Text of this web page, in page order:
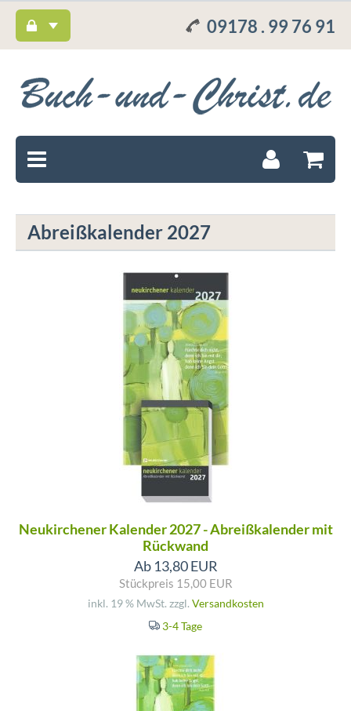
09178 . 99 76 91
Abreißkalender 2027
Neukirchener Kalender 2027 - Abreißkalender mit
Rückwand
Ab 13,80 EUR
Stückpreis 15,00 EUR
inkl. 19 % MwSt. zzgl. Versandkosten
3-4 Tage